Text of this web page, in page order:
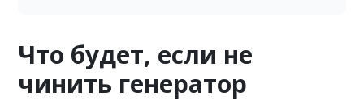
Что будет, если не
чинить генератор